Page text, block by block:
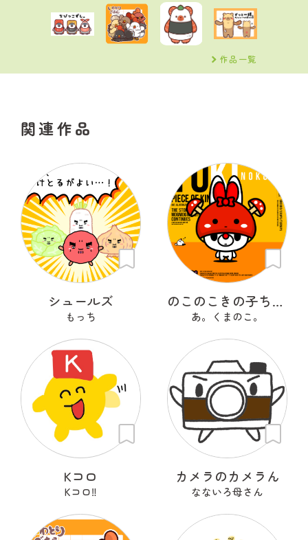
作品一覧
関連作品
シュールズ
もっち
のこのこきの子ちゃん
あ。くまのこ。
Kコロ
Kコロ‼︎
カメラのカメラん
なないろ母さん